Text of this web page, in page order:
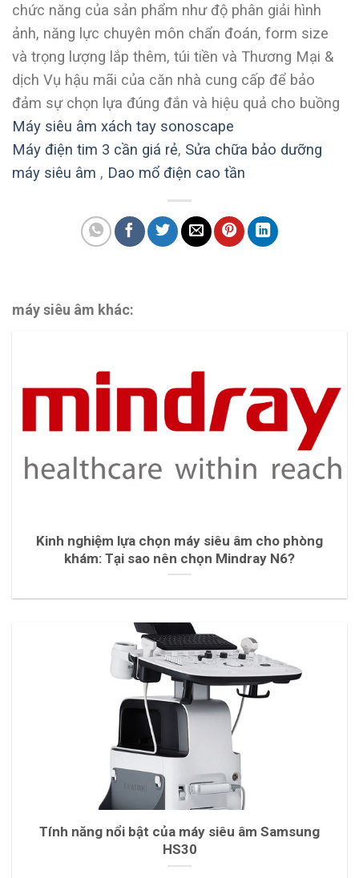
chức năng của sản phẩm như độ phân giải hình
ảnh, năng lực chuyên môn chẩn đoán, form size
và trọng lượng lắp thêm, túi tiền và Thương Mại &
dịch Vụ hậu mãi của căn nhà cung cấp để bảo
đảm sự chọn lựa đúng đắn và hiệu quả cho buồng
Máy siêu âm xách tay sonoscape
Máy điện tim 3 cần giá rẻ, Sửa chữa bảo dưỡng
máy siêu âm , Dao mổ điện cao tần
máy siêu âm khác:
Kinh nghiệm lựa chọn máy siêu âm cho phòng
khám: Tại sao nên chọn Mindray N6?
Tính năng nổi bật của máy siêu âm Samsung
HS30